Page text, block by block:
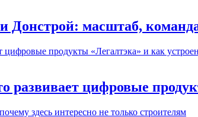
Донстрой: масштаб,
развивает цифровые